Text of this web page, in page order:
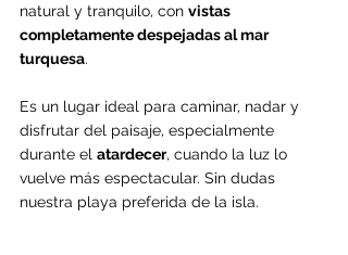
natural y tranquilo, con vistas
completamente despejadas al mar
turquesa.
Es un lugar ideal para caminar, nadar y
disfrutar del paisaje, especialmente
durante el atardecer, cuando la luz lo
vuelve más espectacular. Sin dudas
nuestra playa preferida de la isla.